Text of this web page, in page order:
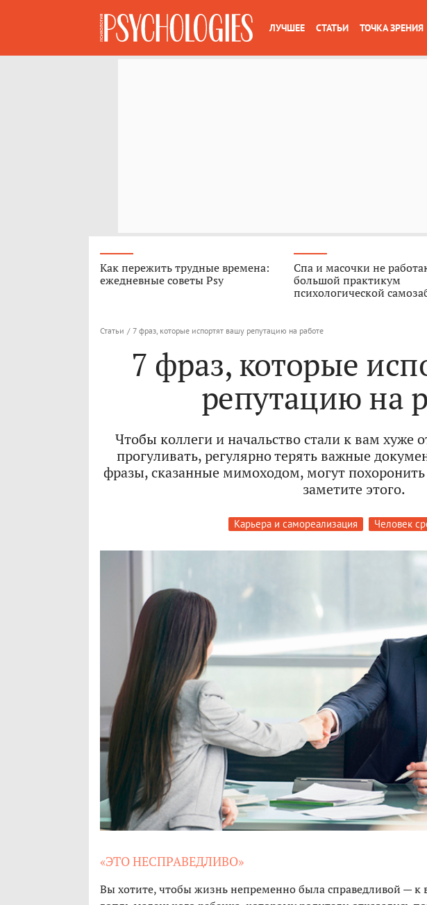
ЛУЧШЕЕ СТАТЬИ ТОЧКА ЗРЕНИЯ
Как пережить трудные времена:
ежедневные советы Psy
Спа и масочки не
большой практикум
психологической
Статьи / 7 фраз, которые испортят вашу репутацию на работе
7 фраз, которые
репутацию на
Чтобы коллеги и начальство стали к вам хуже
прогуливать, регулярно терять важные
фразы, сказанные мимоходом, могут
заметите этого.
Карьера и самореализация Человек
«ЭТО НЕСПРАВЕДЛИВО»
Вы хотите, чтобы жизнь непременно была справедливой — к